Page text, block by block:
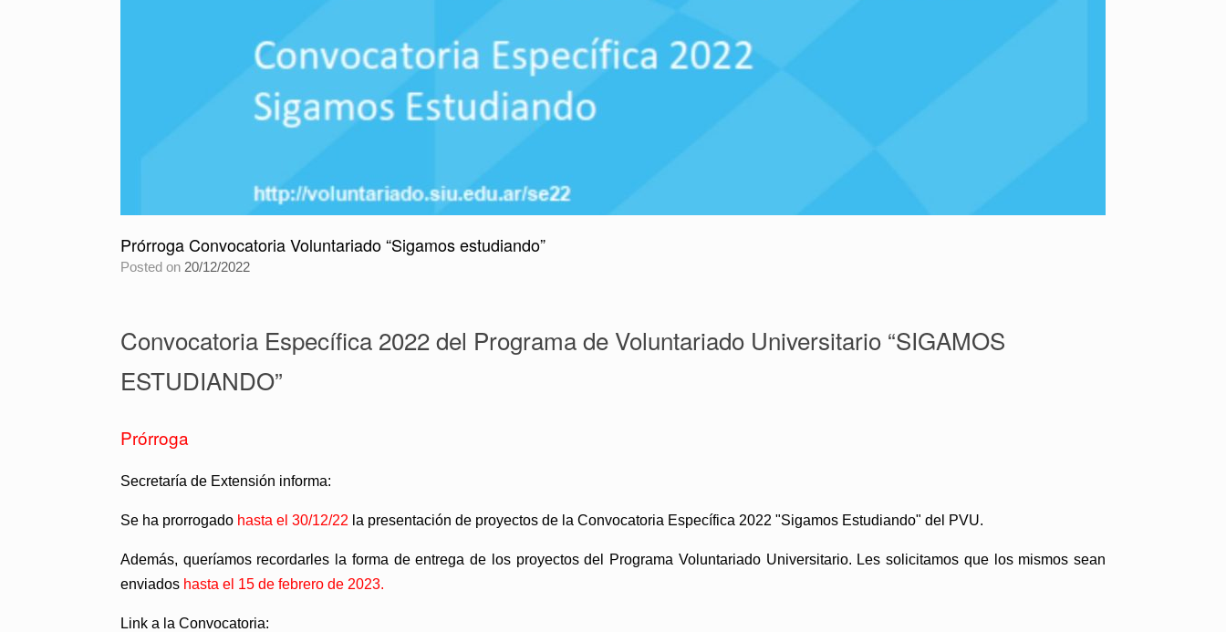
Prórroga Convocatoria Voluntariado “Sigamos estudiando”
Posted on 20/12/2022
Convocatoria Específica 2022 del Programa de Voluntariado Universitario “SIGAMOS
ESTUDIANDO”
Prórroga
Secretaría de Extensión informa:
Se ha prorrogado hasta el 30/12/22 la presentación de proyectos de la Convocatoria Específica 2022 "Sigamos Estudiando" del PVU.
Además, queríamos recordarles la forma de entrega de los proyectos del Programa Voluntariado Universitario. Les solicitamos que los mismos sean
enviados hasta el 15 de febrero de 2023.
Link a la Convocatoria: